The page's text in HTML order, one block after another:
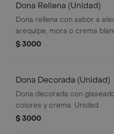
Dona Rellena (Unidad)
Dona rellena con sabor a
arequipe, mora o crema
$ 3000
Dona Decorada (Unidad)
Dona decorada con
colores y crema. Unidad.
$ 3000